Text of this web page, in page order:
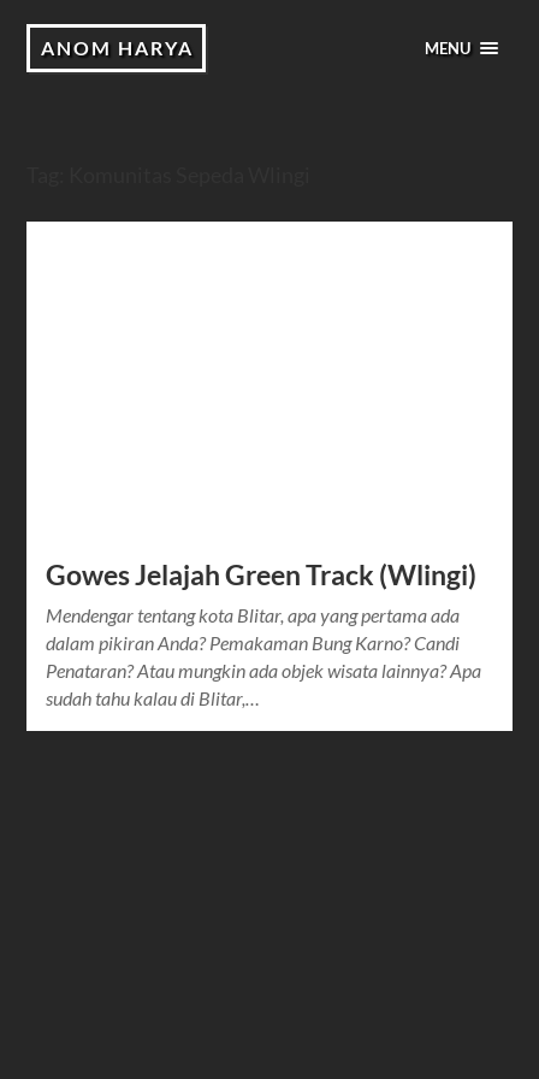
ANOM HARYA MENU
Gowes Jelajah Green Track (Wlingi)
Mendengar tentang kota Blitar, apa yang pertama ada
dalam pikiran Anda? Pemakaman Bung Karno? Candi
Penataran? Atau mungkin ada objek wisata lainnya? Apa
sudah tahu kalau di Blitar,…